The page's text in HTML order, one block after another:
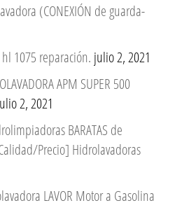
(CONEXIÓN de guarda-
1075 reparación. julio 2, 2021
APM SUPER 500
2, 2021
BARATAS de
Precio] Hidrolavadoras
LAVOR Motor a Gasolina